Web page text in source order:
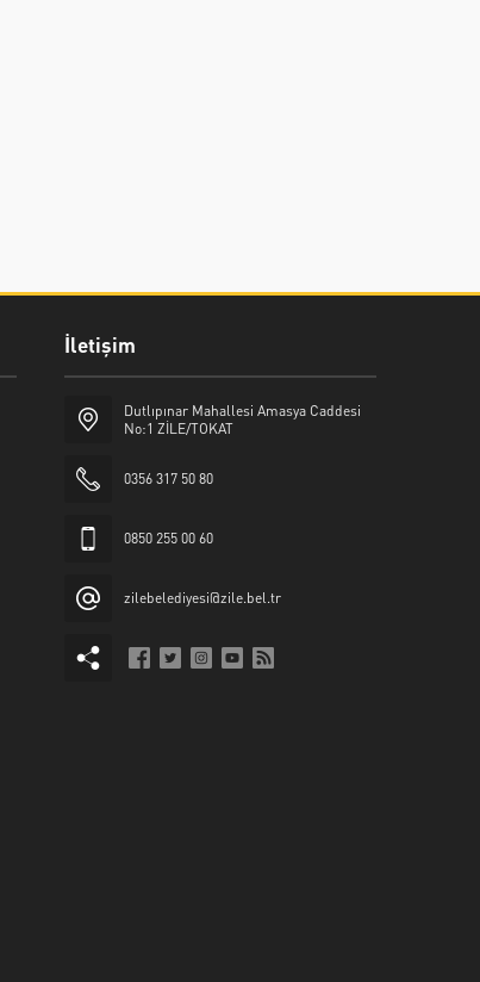
İletişim
Dutlıpınar Mahallesi Amasya Caddesi
No:1 ZİLE/TOKAT
0356 317 50 80
0850 255 00 60
zilebelediyesi@zile.bel.tr